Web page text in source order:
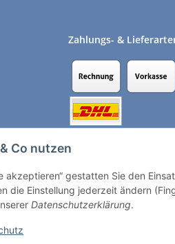
Co nutzen
akzeptieren“ gestatten Sie den
die Einstellung jederzeit ändern
Datenschutzerklärung.
Zahlungs- &